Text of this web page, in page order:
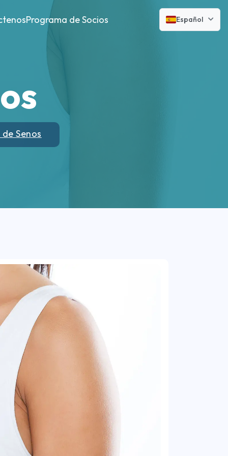
Programa de Socios Español
Senos